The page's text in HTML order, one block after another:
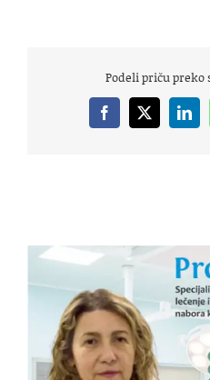
Podeli priču
Facebook
X